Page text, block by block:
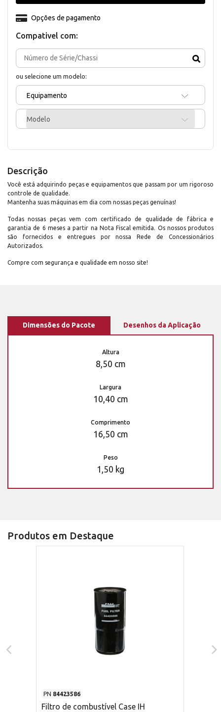
Compativel com:
ou selecione um modelo:
Equipamento
Modelo
Opções de pagamento
Descrição
Você está adquirindo peças e equipamentos que passam por um rigoroso
controle de qualidade.
Mantenha suas máquinas em dia com nossas peças genuínas!
Todas nossas peças vem com certificado de qualidade de fábrica e
garantia de 6 meses a partir na Nota Fiscal emitida. Os nossos produtos
são fornecidos e entregues por nossa Rede de Concessionários
Autorizados.
Compre com segurança e qualidade em nosso site!
Dimensões do Pacote Desenhos da Aplicação
Altura
8,50 cm
Largura
10,40 cm
Comprimento
16,50 cm
Peso
1,50 kg
Produtos em Destaque
PN 84423586
Filtro de combustível Case IH